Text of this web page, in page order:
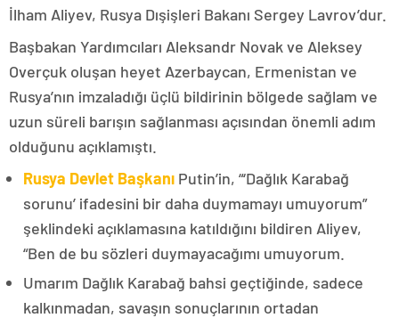
İlham Aliyev, Rusya Dışişleri Bakanı Sergey Lavrov’dur.
Başbakan Yardımcıları Aleksandr Novak ve Aleksey
Overçuk oluşan heyet Azerbaycan, Ermenistan ve
Rusya’nın imzaladığı üçlü bildirinin bölgede sağlam ve
uzun süreli barışın sağlanması açısından önemli adım
olduğunu açıklamıştı.
Rusya Devlet Başkanı Putin’in, “‘Dağlık Karabağ
sorunu’ ifadesini bir daha duymamayı umuyorum”
şeklindeki açıklamasına katıldığını bildiren Aliyev,
“Ben de bu sözleri duymayacağımı umuyorum.
Umarım Dağlık Karabağ bahsi geçtiğinde, sadece
kalkınmadan, savaşın sonuçlarının ortadan